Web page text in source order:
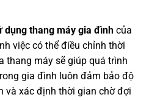
dụng thang máy gia đình của
việc có thể điều chỉnh thời
thang máy sẽ giúp quá trình
gia đình luôn đảm bảo độ
và xác định thời gian chờ đợi